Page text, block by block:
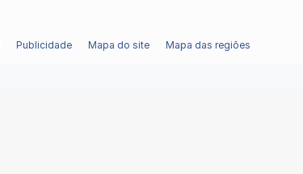
Publicidade Mapa do site Mapa das regiões